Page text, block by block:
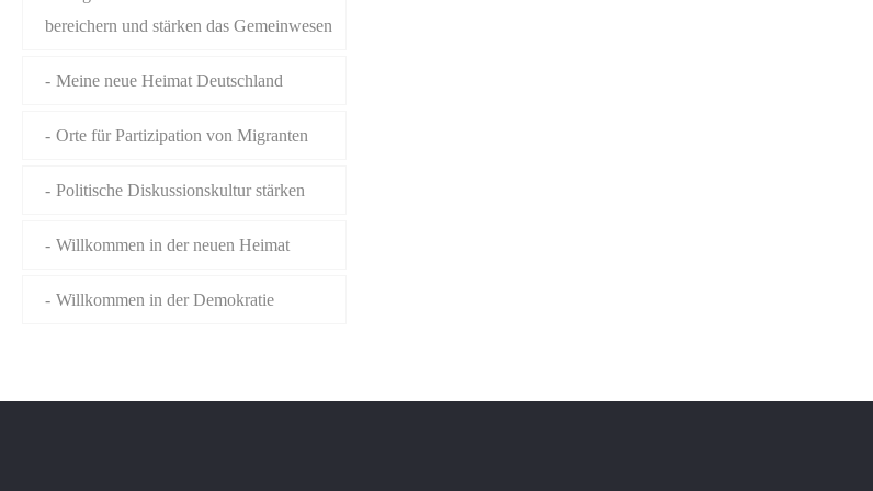
bereichern und stärken das Gemeinwesen
Meine neue Heimat Deutschland
Orte für Partizipation von Migranten
Politische Diskussionskultur stärken
Willkommen in der neuen Heimat
Willkommen in der Demokratie